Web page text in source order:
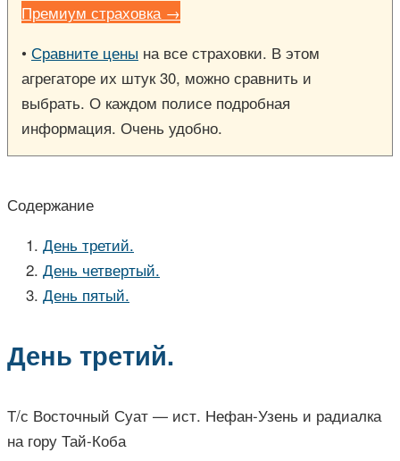
Премиум страховка →
• Сравните цены на все страховки. В этом
агрегаторе их штук 30, можно сравнить и
выбрать. О каждом полисе подробная
информация. Очень удобно.
Содержание
День третий.
День четвертый.
День пятый.
День третий.
Т/с Восточный Суат — ист. Нефан-Узень и радиалка
на гору Тай-Коба